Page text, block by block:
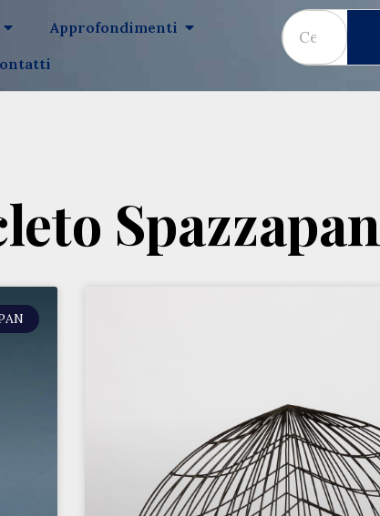
Approfondimenti
Spazzapan